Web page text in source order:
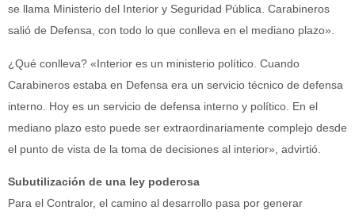
se llama Ministerio del Interior y Seguridad Pública. Carabineros
salió de Defensa, con todo lo que conlleva en el mediano plazo».
¿Qué conlleva? «Interior es un ministerio político. Cuando
Carabineros estaba en Defensa era un servicio técnico de defensa
interno. Hoy es un servicio de defensa interno y político. En el
mediano plazo esto puede ser extraordinariamente complejo desde
el punto de vista de la toma de decisiones al interior», advirtió.
Subutilización de una ley poderosa
Para el Contralor, el camino al desarrollo pasa por generar